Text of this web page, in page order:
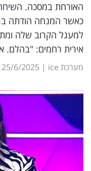
שיווק
ופרסום
משפט
ומחקרים
דעות
רכילות
עסקית
האורחת במסכה.
כאשר המנחה הודתה
למעגל הקרוב שלה
אירית רחמים: "בהלם.
מערכת ice |
25/6/2025